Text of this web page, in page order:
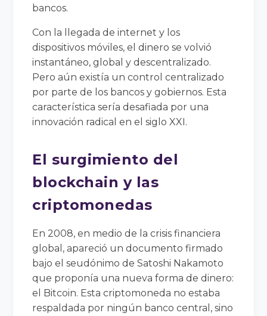
bancos.
Con la llegada de internet y los
dispositivos móviles, el dinero se volvió
instantáneo, global y descentralizado.
Pero aún existía un control centralizado
por parte de los bancos y gobiernos. Esta
característica sería desafiada por una
innovación radical en el siglo XXI.
El surgimiento del
blockchain y las
criptomonedas
En 2008, en medio de la crisis financiera
global, apareció un documento firmado
bajo el seudónimo de Satoshi Nakamoto
que proponía una nueva forma de dinero:
el Bitcoin. Esta criptomoneda no estaba
respaldada por ningún banco central, sino